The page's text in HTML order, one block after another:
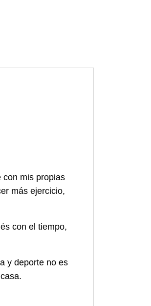
con mis propias
más ejercicio,
con el tiempo,
y deporte no es